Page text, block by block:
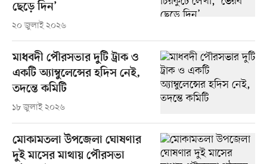
ছেড়ে দিন’
২০ জুলাই ২০২৬
মাধবদী পৌরসভার দুটি ট্রাক ও
একটি অ্যাম্বুলেন্সের হদিস নেই,
তদন্তে কমিটি
১৮ জুলাই ২০২৬
মোকামতলা উপজেলা ঘোষণার
দুই মাসের মাথায় পৌরসভা